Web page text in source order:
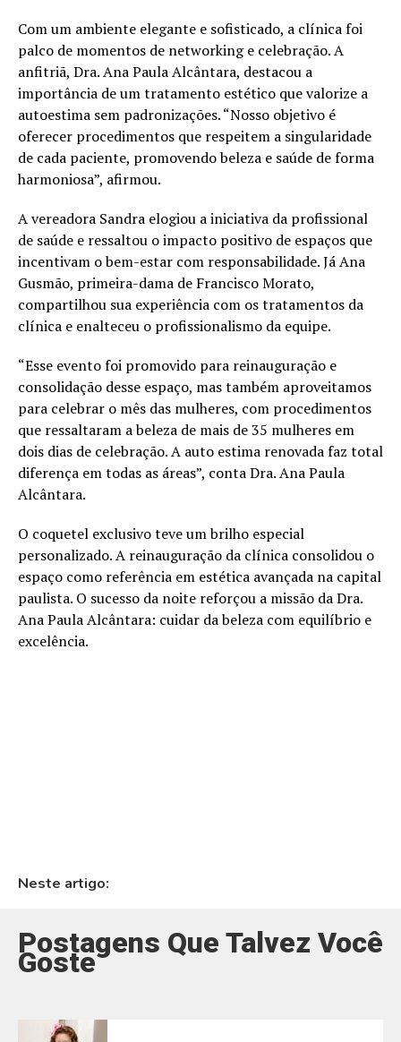
Com um ambiente elegante e sofisticado, a clínica foi
palco de momentos de networking e celebração. A
anfitriã, Dra. Ana Paula Alcântara, destacou a
importância de um tratamento estético que valorize a
autoestima sem padronizações. “Nosso objetivo é
oferecer procedimentos que respeitem a singularidade
de cada paciente, promovendo beleza e saúde de forma
harmoniosa”, afirmou.
A vereadora Sandra elogiou a iniciativa da profissional
de saúde e ressaltou o impacto positivo de espaços que
incentivam o bem-estar com responsabilidade. Já Ana
Gusmão, primeira-dama de Francisco Morato,
compartilhou sua experiência com os tratamentos da
clínica e enalteceu o profissionalismo da equipe.
“Esse evento foi promovido para reinauguração e
consolidação desse espaço, mas também aproveitamos
para celebrar o mês das mulheres, com procedimentos
que ressaltaram a beleza de mais de 35 mulheres em
dois dias de celebração. A auto estima renovada faz total
diferença em todas as áreas”, conta Dra. Ana Paula
Alcântara.
O coquetel exclusivo teve um brilho especial
personalizado. A reinauguração da clínica consolidou o
espaço como referência em estética avançada na capital
paulista. O sucesso da noite reforçou a missão da Dra.
Ana Paula Alcântara: cuidar da beleza com equilíbrio e
excelência.
Neste artigo:
Postagens Que Talvez Você
Goste